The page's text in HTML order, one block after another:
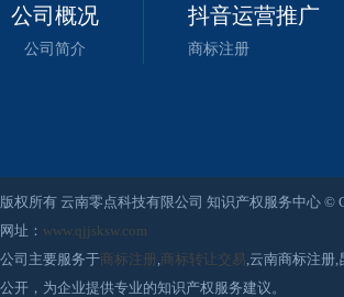
公司概况
公司简介
抖音运营推广
商标注册
版权所有 云南零点科技有限公司 知识产权服务中心 ©
网址： www.qjjsksw.com
公司主要服务于商标注册 ,商标转让交易,云南商标注册
公开，为企业提供专业的知识产权服务建议。